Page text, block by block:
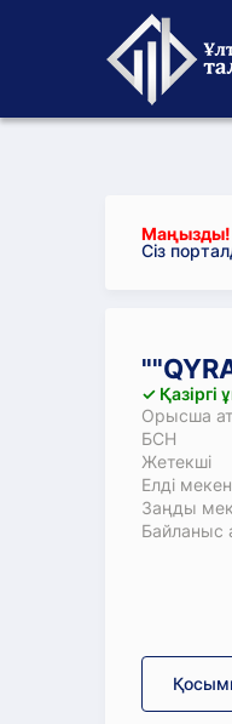
Маңызды!
Сіз
✓ Қазіргі
Орысша
БСН
Жетекші
Елді
Заңды
Байланыс